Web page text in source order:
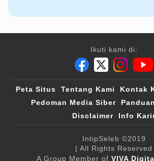
Ikuti kami di:
Peta Situs Tentang Kami Kontak
Pedoman Media Siber
Disclaimer
Info
IntipSeleb ©2019
| All Rights Reserved
A Group Member of VIVA